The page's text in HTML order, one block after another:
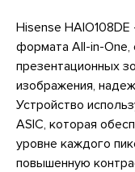
Hisense
формата All-in-One,
презентационных
изображения,
Устройство
ASIC, которая
уровне каждого
повышенную